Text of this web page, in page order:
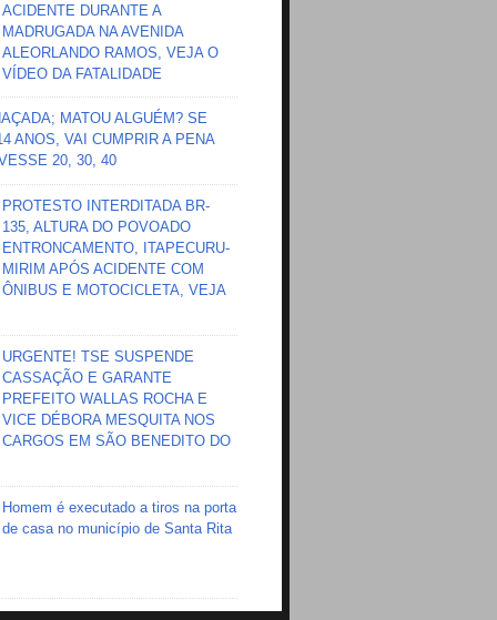
ACIDENTE DURANTE A
MADRUGADA NA AVENIDA
ALEORLANDO RAMOS, VEJA O
VÍDEO DA FATALIDADE
MATOU ALGUÉM? SE
ANOS, VAI CUMPRIR A PENA
20, 30, 40
PROTESTO INTERDITADA BR-
135, ALTURA DO POVOADO
ENTRONCAMENTO, ITAPECURU-
MIRIM APÓS ACIDENTE COM
ÔNIBUS E MOTOCICLETA, VEJA
URGENTE! TSE SUSPENDE
CASSAÇÃO E GARANTE
PREFEITO WALLAS ROCHA E
VICE DÉBORA MESQUITA NOS
CARGOS EM SÃO BENEDITO DO
Homem é executado a tiros na porta
de casa no município de Santa Rita